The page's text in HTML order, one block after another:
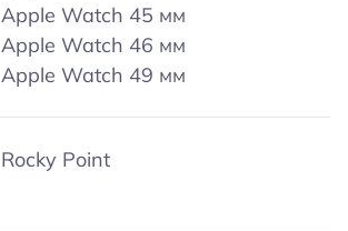
Apple Watch 45 мм
Apple Watch 46 мм
Apple Watch 49 мм
Rocky Point